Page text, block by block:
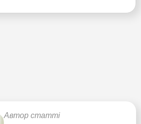
Автор статті